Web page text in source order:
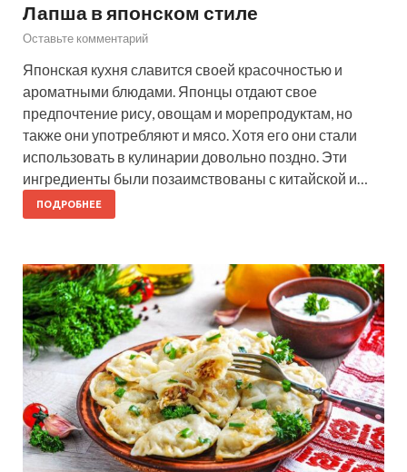
Лапша в японском стиле
Оставьте комментарий
Японская кухня славится своей красочностью и
ароматными блюдами. Японцы отдают свое
предпочтение рису, овощам и морепродуктам, но
также они употребляют и мясо. Хотя его они стали
использовать в кулинарии довольно поздно. Эти
ингредиенты были позаимствованы с китайской и…
ПОДРОБНЕЕ